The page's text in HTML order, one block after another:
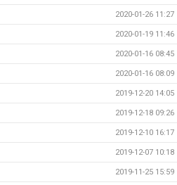
2020-01-26 11:27
2020-01-19 11:46
2020-01-16 08:45
2020-01-16 08:09
2019-12-20 14:05
2019-12-18 09:26
2019-12-10 16:17
2019-12-07 10:18
2019-11-25 15:59